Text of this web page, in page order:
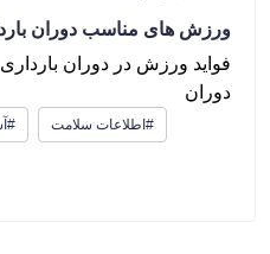
ورزش های مناسب دوران
فواید ورزش در دوران
دوران
#اطلاعات سلامت